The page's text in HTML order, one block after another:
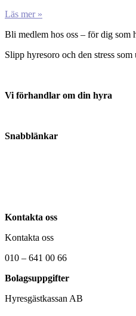
Läs mer »
Bli medlem hos oss – för dig som
Slipp hyresoro och den stress som
Vi förhandlar om din hyra
Snabblänkar
Kontakta oss
Kontakta oss
010 – 641 00 66
Bolagsuppgifter
Hyresgästkassan AB